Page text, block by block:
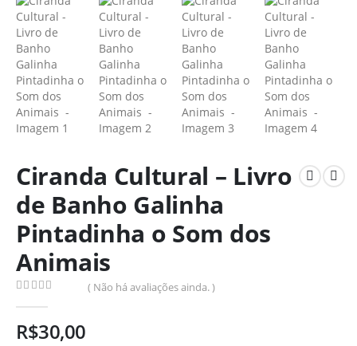
Ciranda Cultural – Livro
de Banho Galinha
Pintadinha o Som dos
Animais
( Não há avaliações ainda. )
R$30,00